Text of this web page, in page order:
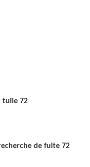
tuile 72
de fuite 72